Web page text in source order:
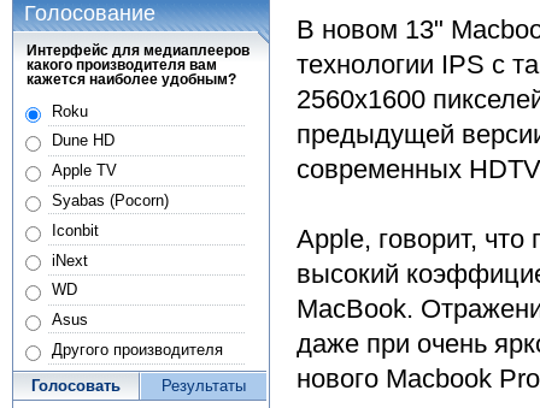
В новом 13"
технологии IPS с
2560x1600
предыдущей
современных
Apple, говорит,
высокий
MacBook.
даже при очень
нового Macbook
Голосование
Интерфейс для медиаплееров
какого производителя вам
кажется наиболее удобным?
Roku
Dune HD
Apple TV
Syabas (Pocorn)
Iconbit
iNext
WD
Asus
Другого производителя
Голосовать Результаты